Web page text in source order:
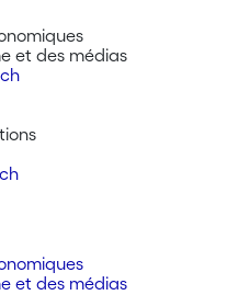
et des médias
et des médias